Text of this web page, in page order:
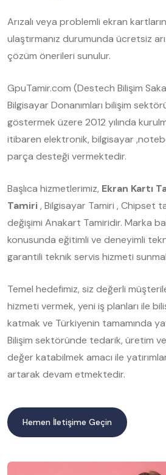
Arızalı veya problemli ekran
ulaştırmanız durumunda ücretsiz
çözüm önerileri sunulur.
GpuTamir.com (Destech Bilişim
Bilgisayar Donanımları bilişim
göstermek üzere 2012 yılında
itibaren elektronik, bilgisayar
parça desteği vermektedir.
Başlıca hizmetlerimiz, Ekran Kartı
Tamiri, Bilgisayar Tamiri , Chipset
değişimi Anakart Tamiridir. Marka
konusunda eğitimli ve deneyimli
garantili teknik servis hizmeti
Temel hedefimiz, siz değerli
hizmeti vermek, yeni iş planları ile
katmak ve Türkiyenin tamamında
Bilişim sektöründe tedarik, üretim
değer katabilmek amacı ile
artarak devam etmektedir.
Hemen İletişime Geçin